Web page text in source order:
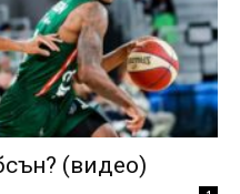
(видео)